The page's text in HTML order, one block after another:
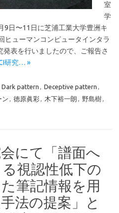
室
学
9日〜11日に芝浦工業大学豊洲キ
ヒューマンコンピュータインタラ
発表を行いましたので、ご報告さ
研究… »
Dark pattern , Deceptive pattern ,
ン , 徳原眞彩, 木下裕一朗 , 野島樹,
にて「譜面へ
視認性低下の
筆記情報を用
法の提案」と